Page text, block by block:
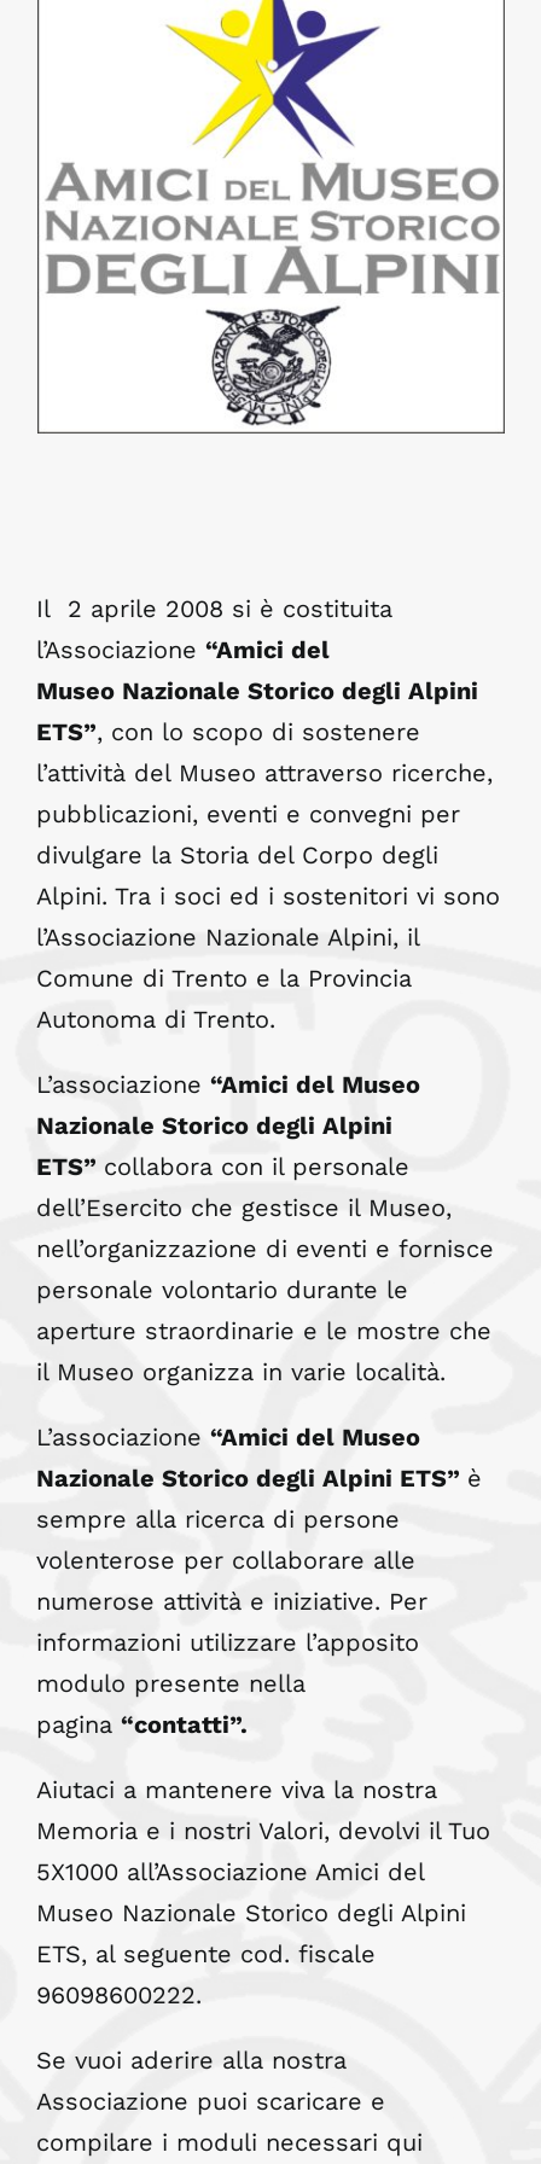
Eventi
Il 2 aprile 2008 si è costituita
l’Associazione “Amici del
Museo Nazionale Storico degli Alpini
ETS”, con lo scopo di sostenere
l’attività del Museo attraverso ricerche,
pubblicazioni, eventi e convegni per
divulgare la Storia del Corpo degli
Alpini. Tra i soci ed i sostenitori vi sono
l’Associazione Nazionale Alpini, il
Comune di Trento e la Provincia
Autonoma di Trento.
L’associazione “Amici del Museo
Nazionale Storico degli Alpini
ETS” collabora con il personale
dell’Esercito che gestisce il Museo,
nell’organizzazione di eventi e fornisce
personale volontario durante le
aperture straordinarie e le mostre che
il Museo organizza in varie località.
L’associazione “Amici del Museo
Nazionale Storico degli Alpini ETS” è
sempre alla ricerca di persone
volenterose per collaborare alle
numerose attività e iniziative. Per
informazioni utilizzare l’apposito
modulo presente nella
pagina “contatti”.
Aiutaci a mantenere viva la nostra
Memoria e i nostri Valori, devolvi il Tuo
5X1000 all’Associazione Amici del
Museo Nazionale Storico degli Alpini
ETS, al seguente cod. fiscale
96098600222.
Se vuoi aderire alla nostra
Associazione puoi scaricare e
compilare i moduli necessari qui